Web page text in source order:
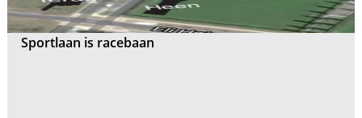
Sportlaan is racebaan